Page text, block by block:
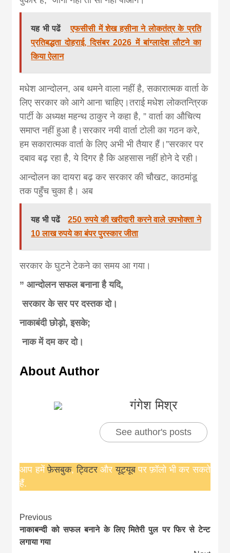
यह भी पढें
एफसीसी में शेख हसीना ने लोकतंत्र के प्रति
प्रतिबद्धता दोहराई, दिसंबर 2026 में बांग्लादेश लौटने का
किया ऐलान
मधेश आन्दोलन, अब थमने वाला नहीं है, सकारात्मक वार्ता के
लिए सरकार को आगे आना चाहिए।तराई मधेश लोकतन्त्रिक
पार्टी के अध्यक्ष महन्थ ठाकुर ने कहा है, ” वार्ता का औचित्य
समाप्त नहीं हुआ है।सरकार नयी वार्ता टोली का गठन करे,
हम सकारात्मक वार्ता के लिए अभी भी तैयार हैं।”सरकार पर
दबाव बढ़ रहा है, ये दिगर है कि अहसास नहीं होने दे रही।
आन्दोलन का दायरा बढ़ कर सरकार की चौखट, काठमांडू
तक पहुँच चुका है। अब
यह भी पढें
250 रुपये की खरीदारी करने वाले उपभोक्ता ने
10 लाख रुपये का बंपर पुरस्कार जीता
सरकार के घुटने टेकने का समय आ गया।
” आन्दोलन सफल बनाना है यदि,
सरकार के सर पर दस्तक दो।
नाकाबंदी छोड़ो, इसके;
नाक में दम कर दो।
About Author
गंगेश मिश्र
See author's posts
आप हमेंफ़ेसबुक,ट्विटरऔरयूट्यूबपर फ़ॉलो भी कर सकते
हैं.
Continue
Reading
Previous
नाकाबन्दी को सफल बनाने के लिए मितेरी पुल पर फिर से टेन्ट
लगाया गया